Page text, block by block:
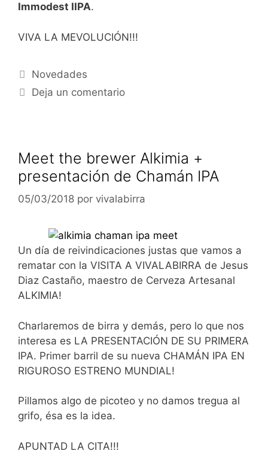
Immodest IIPA.
VIVA LA MEVOLUCIÓN!!!
Categorías
Novedades
Deja un comentario
Meet the brewer Alkimia +
presentación de Chamán IPA
05/03/2018 por vivalabirra
Un día de reivindicaciones justas que vamos a
rematar con la VISITA A VIVALABIRRA de Jesus
Diaz Castaño, maestro de Cerveza Artesanal
ALKIMIA!
Charlaremos de birra y demás, pero lo que nos
interesa es LA PRESENTACIÓN DE SU PRIMERA
IPA. Primer barril de su nueva CHAMÁN IPA EN
RIGUROSO ESTRENO MUNDIAL!
Pillamos algo de picoteo y no damos tregua al
grifo, ésa es la idea.
APUNTAD LA CITA!!!